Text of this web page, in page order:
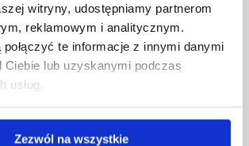
witryny, udostępniamy partnerom
reklamowym i analitycznym.
te informacje z innymi danymi
Ciebie lub uzyskanymi podczas
usług.
Zezwól na wszystkie
KPO